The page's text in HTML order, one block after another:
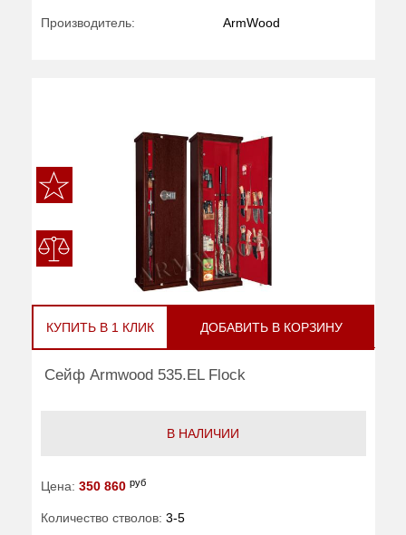
Производитель: ArmWood
КУПИТЬ В 1 КЛИК ДОБАВИТЬ В КОРЗИНУ
Сейф Armwood 535.EL Flock
В НАЛИЧИИ
Цена: 350 860 руб
Количество стволов: 3-5